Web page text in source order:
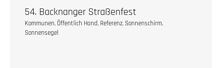
54. Backnanger Straßenfest
Kommunen, Öffentlich Hand, Referenz, Sonnenschirm,
Sonnensegel